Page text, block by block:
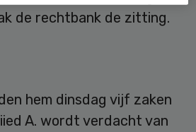
de rechtbank de zitting.
hem dinsdag vijf zaken
A. wordt verdacht van